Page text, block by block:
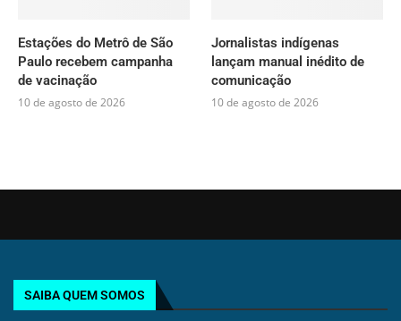
Estações do Metrô de São
Paulo recebem campanha
de vacinação
10 de agosto de 2026
Jornalistas indígenas
lançam manual inédito de
comunicação
10 de agosto de 2026
SAIBA QUEM SOMOS